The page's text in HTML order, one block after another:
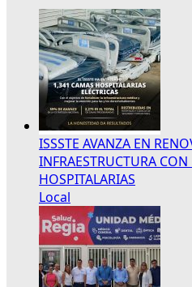
ISSSTE AVANZA EN
INFRAESTRUCTURA
HOSPITALARIAS
Local